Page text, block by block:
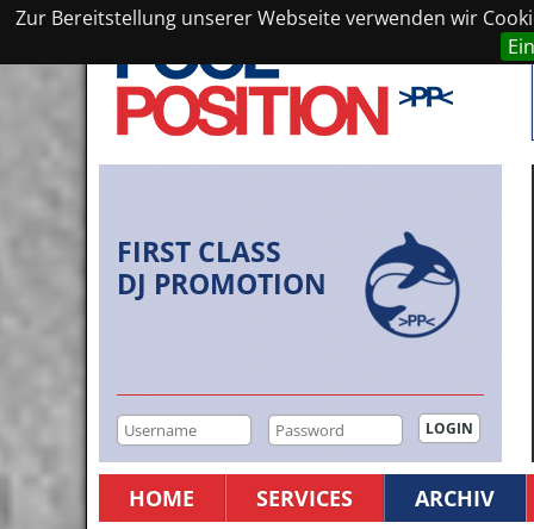
Zur Bereitstellung unserer Webseite verwenden wir
FIRST CLASS
DJ PROMOTION
HOME SERVICES ARCHIV